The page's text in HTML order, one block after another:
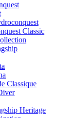
Classic
Classique
Heritage